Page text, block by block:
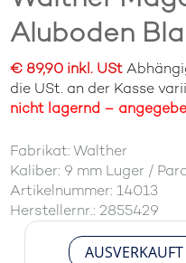
Aluboden
€ 89,90 inkl. USt
die USt. an der Kasse
nicht lagernd –
Fabrikat: Walther
Kaliber: 9 mm Luger /
Artikelnummer: 14013
Herstellernr.: 2855429
AUSVERKAUFT